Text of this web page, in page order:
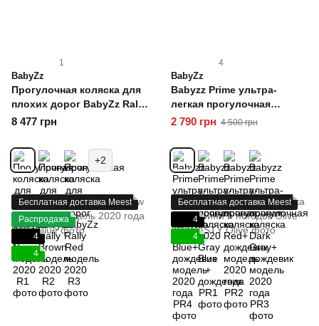
1
BabyZz
Прогулочная коляска для
плохих дорог BabyZz Rally
Navy модель 2020
8 477 грн
+2
4
BabyZz
Babyzz Prime ультра-
легкая прогулочная
коляска Dark Blue+
года
2 790 грн 4 500 грн
Бесплатная доставка Meest
Распродажа
4
4
Бесплатная доставка Meest
4
4